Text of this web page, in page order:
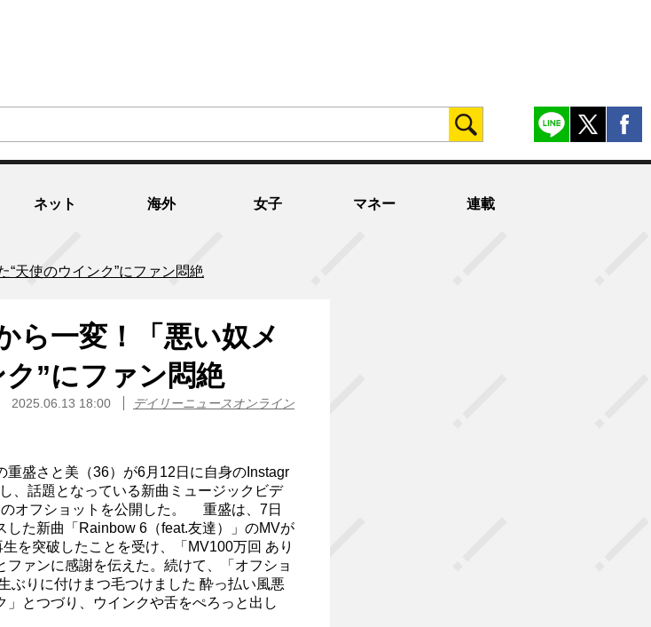
ネット 海外 女子 マネー 連載
天使のウインク”にファン悶絶
ら一変！「悪い奴メ
”にファン悶絶
2025.06.13 18:00 デイリーニュースオンライン
重盛さと美（36）が6月12日に自身のInstagr
、話題となっている新曲ミュージックビデ
オフショットを公開した。 重盛は、7日
した新曲「Rainbow 6（feat.友達）」のMVが
を突破したことを受け、「MV100万回 あり
ファンに感謝を伝えた。続けて、「オフショ
ぶりに付けまつ毛つけました 酔っ払い風悪
」とつづり、ウインクや舌をぺろっと出し